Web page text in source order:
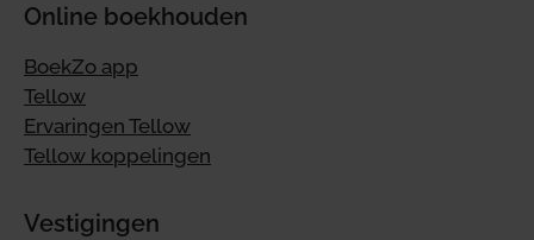
Online boekhouden
BoekZo app
Tellow
Ervaringen Tellow
Tellow koppelingen
Vestigingen